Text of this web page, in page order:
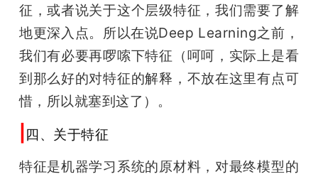
征，或者说关于这个层级特征，我们需要了解
地更深入点。所以在说Deep Learning之前，
我们有必要再啰嗦下特征（呵呵，实际上是看
到那么好的对特征的解释，不放在这里有点可
惜，所以就塞到这了）。
四、关于特征
特征是机器学习系统的原材料，对最终模型的